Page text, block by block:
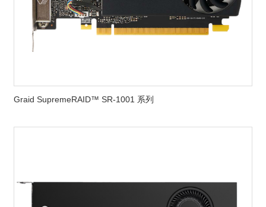
Graid SupremeRAID™ SR-1001 系列